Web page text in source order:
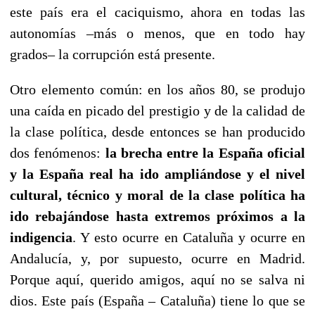
este país era el caciquismo, ahora en todas las
autonomías –más o menos, que en todo hay
grados– la corrupción está presente.
Otro elemento común: en los años 80, se produjo
una caída en picado del prestigio y de la calidad de
la clase política, desde entonces se han producido
dos fenómenos: la brecha entre la España oficial
y la España real ha ido ampliándose y el nivel
cultural, técnico y moral de la clase política ha
ido rebajándose hasta extremos próximos a la
indigencia. Y esto ocurre en Cataluña y ocurre en
Andalucía, y, por supuesto, ocurre en Madrid.
Porque aquí, querido amigos, aquí no se salva ni
dios. Este país (España – Cataluña) tiene lo que se